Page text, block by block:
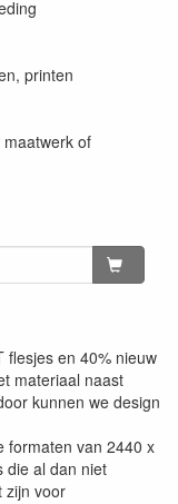
printen
of
flesjes en 40% nieuw
materiaal naast
kunnen we design
formaten van 2440 x
die al dan niet
zijn voor